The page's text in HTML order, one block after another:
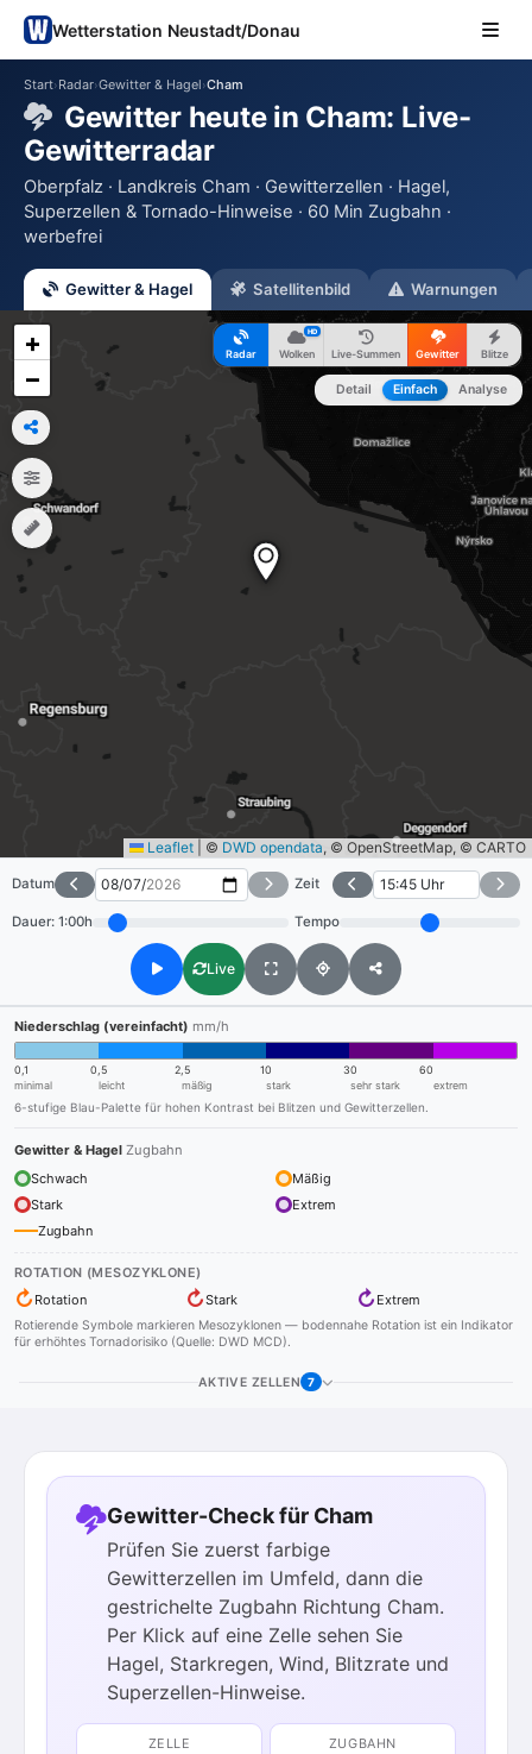
Wetterstation Neustadt/Donau
Start›Radar›Gewitter & Hagel›Cham
Gewitter heute in Cham: Live-
Gewitterradar
Oberpfalz · Landkreis Cham · Gewitterzellen · Hagel,
Superzellen & Tornado-Hinweise · 60 Min Zugbahn ·
werbefrei
Gewitter & Hagel Satellitenbild Warnungen
Radar Wolken
HD
Live-Summen Gewitter Blitze
Detail Einfach Analyse
+
−
Leaflet © DWD opendata, © OpenStreetMap, © CARTO
Datum Zeit
Dauer: 1:00h Tempo
Live
Niederschlag (vereinfacht) mm/h
0,1 0,5 2,5 10 30
60
minimal
leicht mäßig stark sehr stark extrem
6-stufige Blau-Palette für hohen Kontrast bei Blitzen und Gewitterzellen.
Gewitter & Hagel Zugbahn
Schwach
Mäßig
Stark
Extrem
Zugbahn
ROTATION (MESOZYKLONE)
↻ Rotation ↻Stark ↻ Extrem
Rotierende Symbole markieren Mesozyklonen — bodennahe Rotation ist ein Indikator
für erhöhtes Tornadorisiko (Quelle: DWD MCD).
AKTIVE ZELLEN 7
Gewitter-Check für Cham
Prüfen Sie zuerst farbige
Gewitterzellen im Umfeld, dann die
gestrichelte Zugbahn Richtung Cham.
Per Klick auf eine Zelle sehen Sie
Hagel, Starkregen, Wind, Blitzrate und
Superzellen-Hinweise.
ZELLE ZUGBAHN